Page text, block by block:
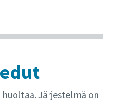
Järjestelmä on